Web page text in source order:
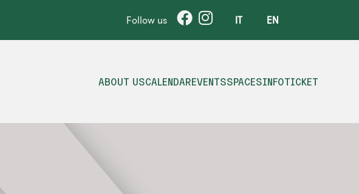
Follow us IT EN
ABOUT USCALENDAREVENTSSPACESINFOTICKET